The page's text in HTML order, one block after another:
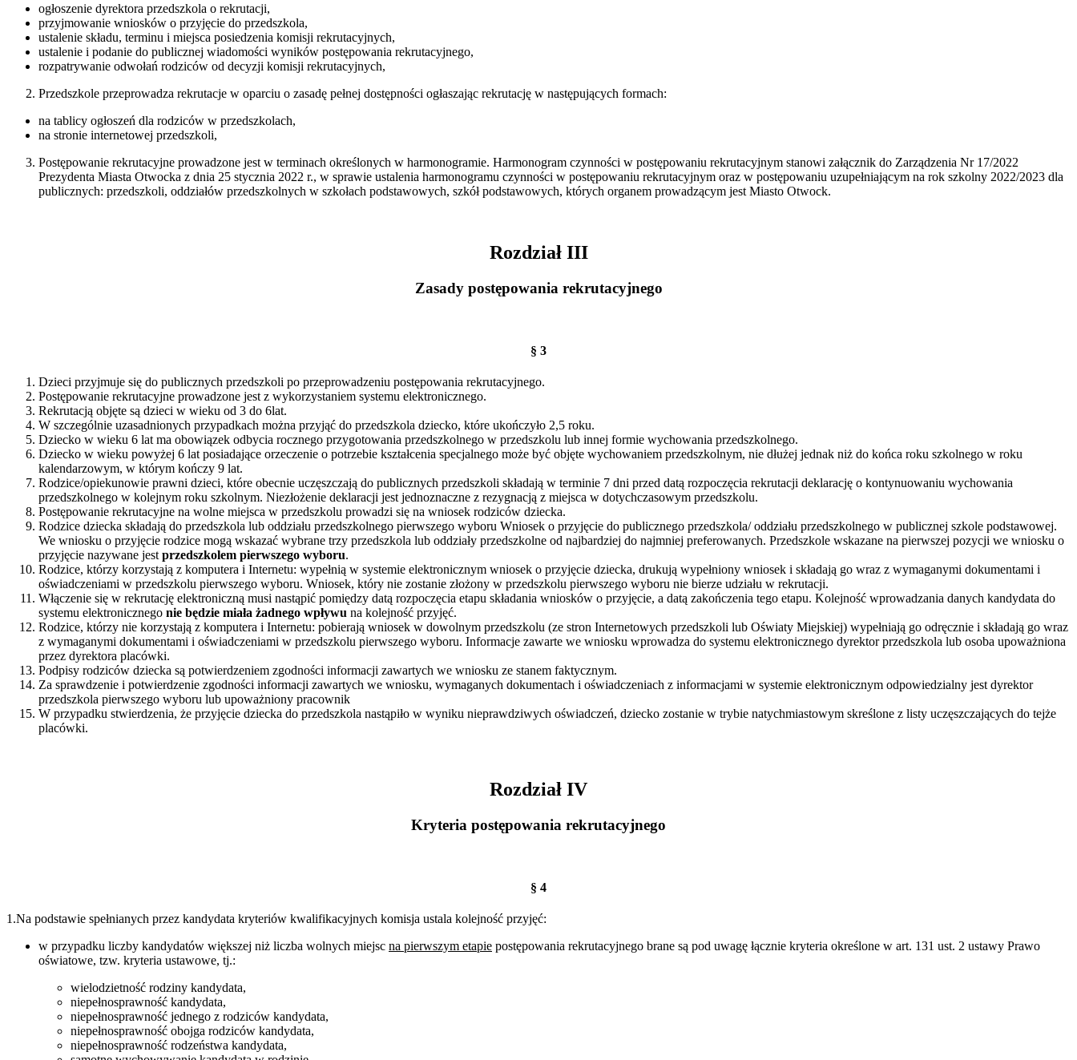
ogłoszenie dyrektora przedszkola o rekrutacji,
przyjmowanie wniosków o przyjęcie do przedszkola,
ustalenie składu, terminu i miejsca posiedzenia komisji rekrutacyjnych,
ustalenie i podanie do publicznej wiadomości wyników postępowania rekrutacyjnego,
rozpatrywanie odwołań rodziców od decyzji komisji rekrutacyjnych,
Przedszkole przeprowadza rekrutacje w oparciu o zasadę pełnej dostępności ogłaszając rekrutację w następujących formach:
na tablicy ogłoszeń dla rodziców w przedszkolach,
na stronie internetowej przedszkoli,
Postępowanie rekrutacyjne prowadzone jest w terminach określonych w harmonogramie. Harmonogram czynności w postępowaniu rekrutacyjnym stanowi załącznik do Zarządzenia Nr 17/2022
Prezydenta Miasta Otwocka z dnia 25 stycznia 2022 r., w sprawie ustalenia harmonogramu czynności w postępowaniu rekrutacyjnym oraz w postępowaniu uzupełniającym na rok szkolny 2022/2023 dla
publicznych: przedszkoli, oddziałów przedszkolnych w szkołach podstawowych, szkół podstawowych, których organem prowadzącym jest Miasto Otwock.
Rozdział III
Zasady postępowania rekrutacyjnego
§ 3
Dzieci przyjmuje się do publicznych przedszkoli po przeprowadzeniu postępowania rekrutacyjnego.
Postępowanie rekrutacyjne prowadzone jest z wykorzystaniem systemu elektronicznego.
Rekrutacją objęte są dzieci w wieku od 3 do 6lat.
W szczególnie uzasadnionych przypadkach można przyjąć do przedszkola dziecko, które ukończyło 2,5 roku.
Dziecko w wieku 6 lat ma obowiązek odbycia rocznego przygotowania przedszkolnego w przedszkolu lub innej formie wychowania przedszkolnego.
Dziecko w wieku powyżej 6 lat posiadające orzeczenie o potrzebie kształcenia specjalnego może być objęte wychowaniem przedszkolnym, nie dłużej jednak niż do końca roku szkolnego w roku
kalendarzowym, w którym kończy 9 lat.
Rodzice/opiekunowie prawni dzieci, które obecnie uczęszczają do publicznych przedszkoli składają w terminie 7 dni przed datą rozpoczęcia rekrutacji deklarację o kontynuowaniu wychowania
przedszkolnego w kolejnym roku szkolnym. Niezłożenie deklaracji jest jednoznaczne z rezygnacją z miejsca w dotychczasowym przedszkolu.
Postępowanie rekrutacyjne na wolne miejsca w przedszkolu prowadzi się na wniosek rodziców dziecka.
Rodzice dziecka składają do przedszkola lub oddziału przedszkolnego pierwszego wyboru Wniosek o przyjęcie do publicznego przedszkola/ oddziału przedszkolnego w publicznej szkole podstawowej.
We wniosku o przyjęcie rodzice mogą wskazać wybrane trzy przedszkola lub oddziały przedszkolne od najbardziej do najmniej preferowanych. Przedszkole wskazane na pierwszej pozycji we wniosku o
przyjęcie nazywane jest przedszkolem pierwszego wyboru.
Rodzice, którzy korzystają z komputera i Internetu: wypełnią w systemie elektronicznym wniosek o przyjęcie dziecka, drukują wypełniony wniosek i składają go wraz z wymaganymi dokumentami i
oświadczeniami w przedszkolu pierwszego wyboru. Wniosek, który nie zostanie złożony w przedszkolu pierwszego wyboru nie bierze udziału w rekrutacji.
Włączenie się w rekrutację elektroniczną musi nastąpić pomiędzy datą rozpoczęcia etapu składania wniosków o przyjęcie, a datą zakończenia tego etapu. Kolejność wprowadzania danych kandydata do
systemu elektronicznego nie będzie miała żadnego wpływu na kolejność przyjęć.
Rodzice, którzy nie korzystają z komputera i Internetu: pobierają wniosek w dowolnym przedszkolu (ze stron Internetowych przedszkoli lub Oświaty Miejskiej) wypełniają go odręcznie i składają go wraz
z wymaganymi dokumentami i oświadczeniami w przedszkolu pierwszego wyboru. Informacje zawarte we wniosku wprowadza do systemu elektronicznego dyrektor przedszkola lub osoba upoważniona
przez dyrektora placówki.
Podpisy rodziców dziecka są potwierdzeniem zgodności informacji zawartych we wniosku ze stanem faktycznym.
Za sprawdzenie i potwierdzenie zgodności informacji zawartych we wniosku, wymaganych dokumentach i oświadczeniach z informacjami w systemie elektronicznym odpowiedzialny jest dyrektor
przedszkola pierwszego wyboru lub upoważniony pracownik
W przypadku stwierdzenia, że przyjęcie dziecka do przedszkola nastąpiło w wyniku nieprawdziwych oświadczeń, dziecko zostanie w trybie natychmiastowym skreślone z listy uczęszczających do tejże
placówki.
Rozdział IV
Kryteria postępowania rekrutacyjnego
§ 4
1.Na podstawie spełnianych przez kandydata kryteriów kwalifikacyjnych komisja ustala kolejność przyjęć:
w przypadku liczby kandydatów większej niż liczba wolnych miejsc na pierwszym etapie postępowania rekrutacyjnego brane są pod uwagę łącznie kryteria określone w art. 131 ust. 2 ustawy Prawo
oświatowe, tzw. kryteria ustawowe, tj.:
wielodzietność rodziny kandydata,
niepełnosprawność kandydata,
niepełnosprawność jednego z rodziców kandydata,
niepełnosprawność obojga rodziców kandydata,
niepełnosprawność rodzeństwa kandydata,